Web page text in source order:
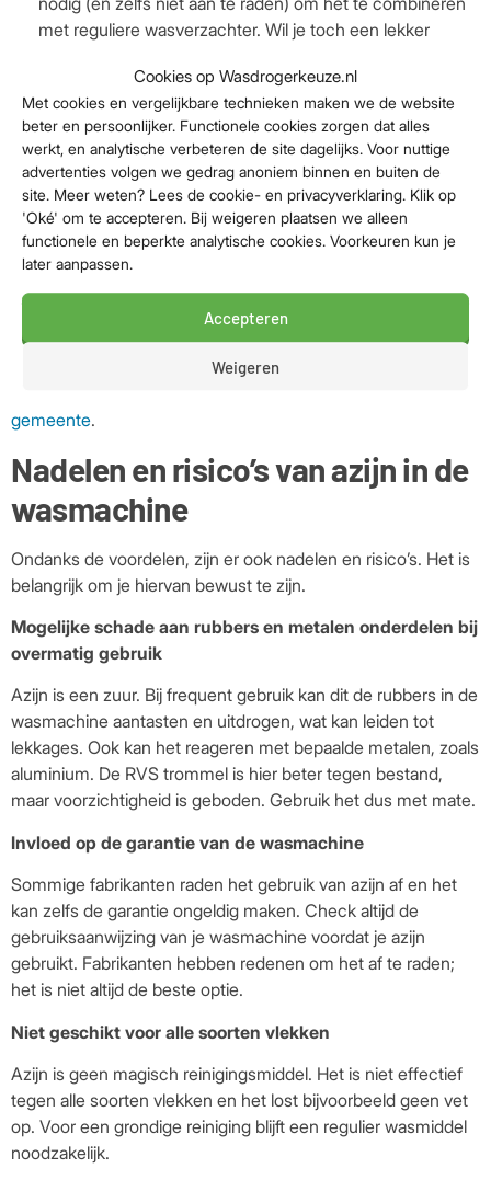
Cookies op Wasdrogerkeuze.nl
Met cookies en vergelijkbare technieken maken we de website
beter en persoonlijker. Functionele cookies zorgen dat alles
werkt, en analytische verbeteren de site dagelijks. Voor nuttige
advertenties volgen we gedrag anoniem binnen en buiten de
site. Meer weten? Lees de cookie- en privacyverklaring. Klik op
'Oké' om te accepteren. Bij weigeren plaatsen we alleen
functionele en beperkte analytische cookies. Voorkeuren kun je
later aanpassen.
Accepteren
Weigeren
met reguliere wasverzachter. Wil je toch een lekker
samen met chloor of bleekmiddel! Dit kan een gevaarlijke
chemische reactie veroorzaken.
Voorbehandelen van vlekken met een mengsel van
azijn en water:Meng één deel azijn met drie delen water
en laat je kleding hierin een nacht weken. Voor
hardnekkige geuren in bijvoorbeeld sportkleding kun je
azijn in een sprayflacon doen.
Let op:De waterhardheid speelt ook een rol. Woon je in een
gebied met zacht water (zoals delen van Friesland), dan is
een klein scheutje azijn al voldoende. Bij hard water
(bijvoorbeeld in Noord-Limburg) kun je gerust een
gemeente.
Nadelen en risico’s van azijn in de
wasmachine
Ondanks de voordelen, zijn er ook nadelen en risico’s. Het is
belangrijk om je hiervan bewust te zijn.
Mogelijke schade aan rubbers en metalen onderdelen bij
overmatig gebruik
Azijn is een zuur. Bij frequent gebruik kan dit de rubbers in de
wasmachine aantasten en uitdrogen, wat kan leiden tot
lekkages. Ook kan het reageren met bepaalde metalen, zoals
aluminium. De RVS trommel is hier beter tegen bestand,
maar voorzichtigheid is geboden. Gebruik het dus met mate.
Invloed op de garantie van de wasmachine
Sommige fabrikanten raden het gebruik van azijn af en het
kan zelfs de garantie ongeldig maken. Check altijd de
gebruiksaanwijzing van je wasmachine voordat je azijn
gebruikt. Fabrikanten hebben redenen om het af te raden;
het is niet altijd de beste optie.
Niet geschikt voor alle soorten vlekken
Azijn is geen magisch reinigingsmiddel. Het is niet effectief
tegen alle soorten vlekken en het lost bijvoorbeeld geen vet
op. Voor een grondige reiniging blijft een regulier wasmiddel
noodzakelijk.